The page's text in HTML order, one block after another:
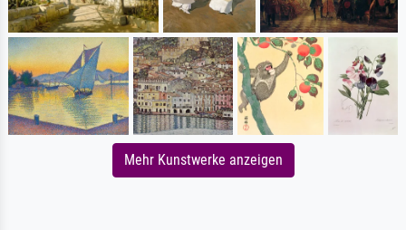
Mehr Kunstwerke anzeigen